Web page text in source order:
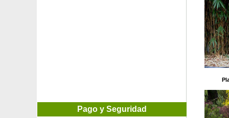
Campánula piramidal azul, Campanilla
Campánula piramidal blanca, Campanilla
Pago y Seguridad